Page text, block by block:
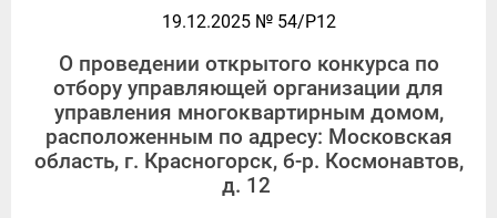
19.12.2025 № 54/Р12
О проведении открытого конкурса по
отбору управляющей организации для
управления многоквартирным домом,
расположенным по адресу: Московская
область, г. Красногорск, б-р. Космонавтов,
д. 12